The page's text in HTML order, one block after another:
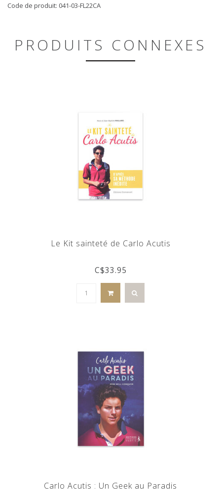
Code de produit: 041-03-FL22CA
PRODUITS CONNEXES
Le Kit sainteté de Carlo Acutis
C$33.95
Carlo Acutis : Un Geek au Paradis